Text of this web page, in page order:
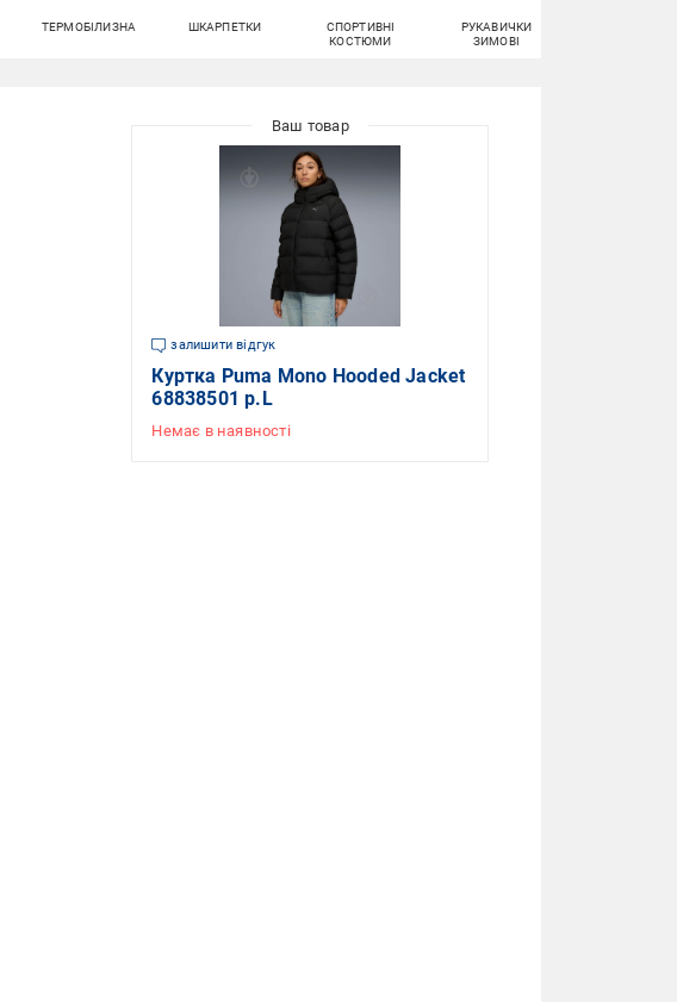
ТЕРМОБІЛИЗНА ШКАРПЕТКИ
СПОРТИВНІ
КОСТЮМИ
РУКАВИЧКИ
ЗИМОВІ
залишити відгук
Куртка Puma Mono Hooded Jacket
68838501 р.L
Немає в наявності